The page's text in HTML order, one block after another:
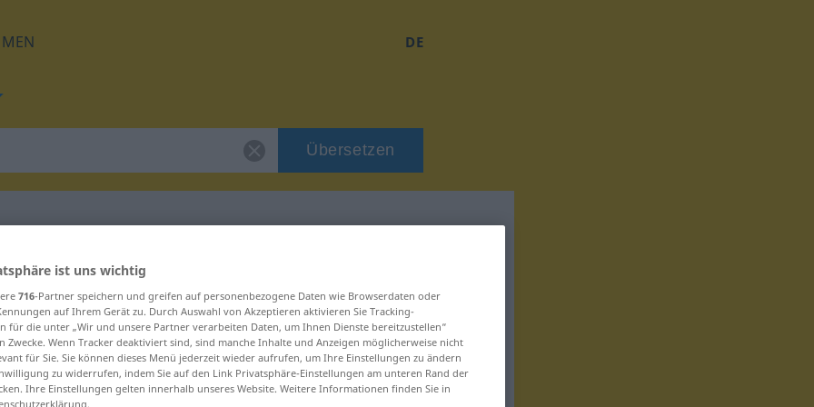
DE
Übersetzen
für "izraelski"
ist uns wichtig
716-Partner speichern und greifen auf personenbezogene Daten wie Browserdaten oder
auf Ihrem Gerät zu. Durch Auswahl von Akzeptieren aktivieren Sie Tracking-
für die unter „Wir und unsere Partner verarbeiten Daten, um Ihnen Dienste bereitzustellen“
Zwecke. Wenn Tracker deaktiviert sind, sind manche Inhalte und Anzeigen möglicherweise nicht
für Sie. Sie können dieses Menü jederzeit wieder aufrufen, um Ihre Einstellungen zu ändern
zu widerrufen, indem Sie auf den Link Privatsphäre-Einstellungen am unteren Rand der
Ihre Einstellungen gelten innerhalb unseres Website. Weitere Informationen finden Sie in